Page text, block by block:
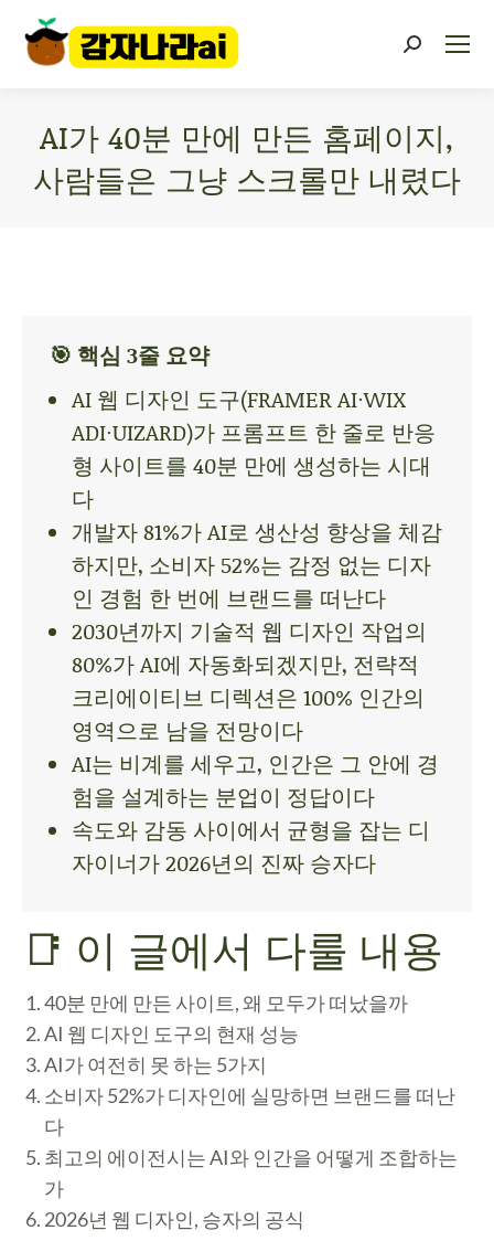
AI가 40분 만에 만든 홈페이지,
사람들은 그냥 스크롤만 내렸다
🎯 핵심 3줄 요약
AI 웹 디자인 도구(FRAMER AI·WIX
ADI·UIZARD)가 프롬프트 한 줄로 반응
형 사이트를 40분 만에 생성하는 시대
다
개발자 81%가 AI로 생산성 향상을 체감
하지만, 소비자 52%는 감정 없는 디자
인 경험 한 번에 브랜드를 떠난다
2030년까지 기술적 웹 디자인 작업의
80%가 AI에 자동화되겠지만, 전략적
크리에이티브 디렉션은 100% 인간의
영역으로 남을 전망이다
AI는 비계를 세우고, 인간은 그 안에 경
험을 설계하는 분업이 정답이다
속도와 감동 사이에서 균형을 잡는 디
자이너가 2026년의 진짜 승자다
📑 이 글에서 다룰 내용
40분 만에 만든 사이트, 왜 모두가 떠났을까
AI 웹 디자인 도구의 현재 성능
AI가 여전히 못 하는 5가지
소비자 52%가 디자인에 실망하면 브랜드를 떠난
다
최고의 에이전시는 AI와 인간을 어떻게 조합하는
가
2026년 웹 디자인, 승자의 공식